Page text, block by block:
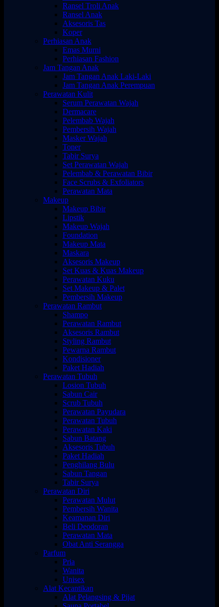
Ransel Troli Anak
Ransel Anak
Aksesoris Tas
Koper
Perhiasan Anak
Emas Murni
Perhiasan Fashion
Jam Tangan Anak
Jam Tangan Anak Laki-Laki
Jam Tangan Anak Perempuan
Perawatan Kulit
Serum Perawatan Wajah
Dermacare
Pelembab Wajah
Pembersih Wajah
Masker Wajah
Toner
Tabir Surya
Set Perawatan Wajah
Pelembab & Perawatan Bibir
Face Scrubs & Exfoliators
Perawatan Mata
Makeup
Makeup Bibir
Lipstik
Makeup Wajah
Foundation
Makeup Mata
Maskara
Aksesoris Makeup
Set Kuas & Kuas Makeup
Perawatan Kuku
Set Makeup & Palet
Pembersih Makeup
Perawatan Rambut
Shampo
Perawatan Rambut
Aksesoris Rambut
Styling Rambut
Pewarna Rambut
Kondisioner
Paket Hadiah
Perawatan Tubuh
Losion Tubuh
Sabun Cair
Scrub Tubuh
Perawatan Payudara
Perawatan Tubuh
Perawatan Kaki
Sabun Batang
Aksesoris Tubuh
Paket Hadiah
Penghilang Bulu
Sabun Tangan
Tabir Surya
Perawatan Diri
Perawatan Mulut
Pembersih Wanita
Keamanan Diri
Beli Deodoran
Perawatan Mata
Obat Anti Serangga
Parfum
Pria
Wanita
Unisex
Alat Kecantikan
Alat Pelangsing & Pijat